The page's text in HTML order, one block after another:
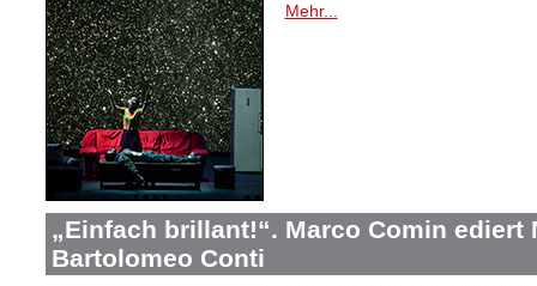
Mehr...
„Einfach brillant!“. Marco Comin ediert
Bartolomeo Conti